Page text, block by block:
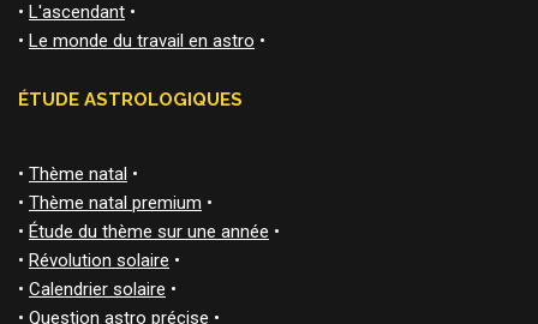
• L'ascendant •
• Le monde du travail en astro •
ÉTUDE ASTROLOGIQUES
• Thème natal •
• Thème natal premium •
• Étude du thème sur une année •
• Révolution solaire •
• Calendrier solaire •
• Question astro précise •